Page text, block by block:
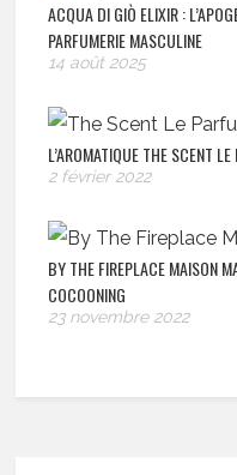
ACQUA DI GIÒ ELIXIR :
PARFUMERIE MASCULINE
14 août 2025
L’AROMATIQUE THE SCENT
2 février 2022
BY THE FIREPLACE MAISON
COCOONING
23 novembre 2022